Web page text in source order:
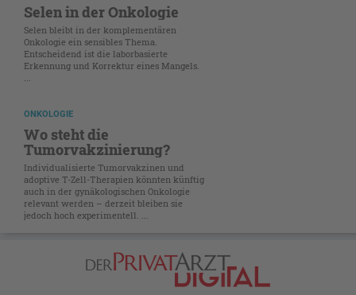
Selen in der Onkologie
Selen bleibt in der komplementären
Onkologie ein sensibles Thema.
Entscheidend ist die laborbasierte
Erkennung und Korrektur eines Mangels.
...
ONKOLOGIE
Wo steht die
Tumorvakzinierung?
Individualisierte Tumorvakzinen und
adoptive T-Zell-Therapien könnten künftig
auch in der gynäkologischen Onkologie
relevant werden – derzeit bleiben sie
jedoch hoch experimentell. ...